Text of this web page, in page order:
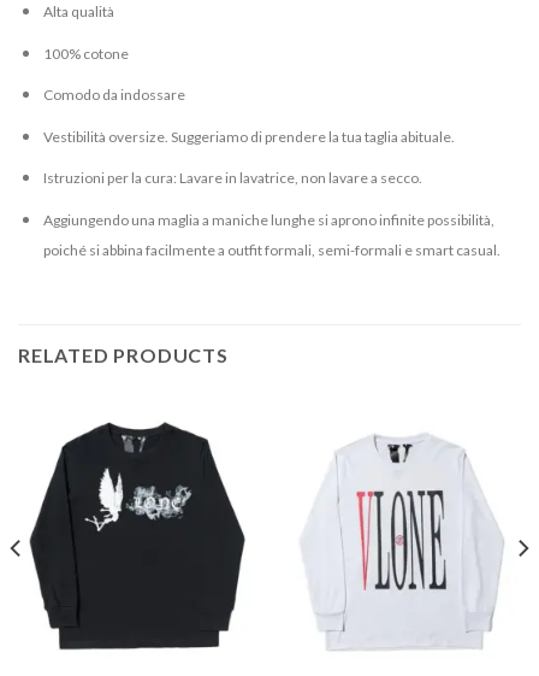
Alta qualità
100% cotone
Comodo da indossare
Vestibilità oversize. Suggeriamo di prendere la tua taglia abituale.
Istruzioni per la cura: Lavare in lavatrice, non lavare a secco.
Aggiungendo una maglia a maniche lunghe si aprono infinite possibilità,
poiché si abbina facilmente a outfit formali, semi-formali e smart casual.
RELATED PRODUCTS